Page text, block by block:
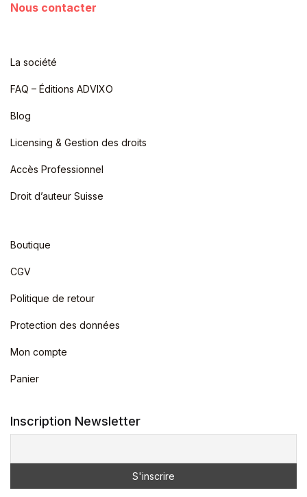
Nous contacter
La société
FAQ – Éditions ADVIXO
Blog
Licensing & Gestion des droits
Accès Professionnel
Droit d’auteur Suisse
Boutique
CGV
Politique de retour
Protection des données
Mon compte
Panier
Inscription Newsletter